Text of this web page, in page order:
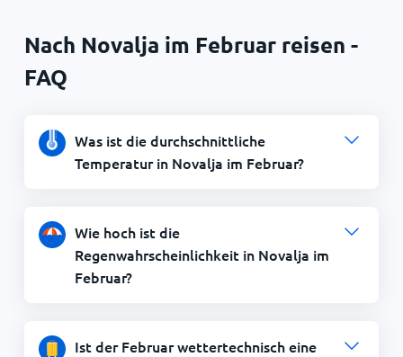
Nach Novalja im Februar reisen -
FAQ
Was ist die durchschnittliche
Temperatur in Novalja im Februar?
Wie hoch ist die
Regenwahrscheinlichkeit in Novalja im
Februar?
Ist der Februar wettertechnisch eine